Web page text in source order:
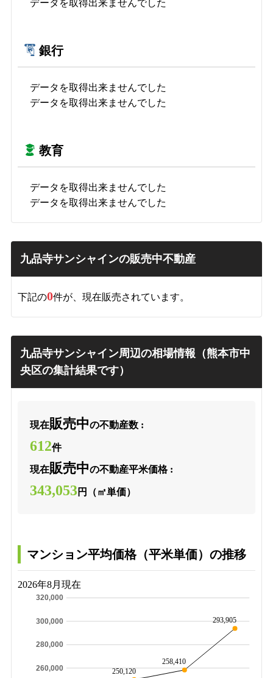
データを取得出来ませんでした
銀行
データを取得出来ませんでした
データを取得出来ませんでした
教育
データを取得出来ませんでした
データを取得出来ませんでした
九品寺サンシャインの販売中不動産
下記の0件が、現在販売されています。
九品寺サンシャイン周辺の相場情報（熊本市中
央区の集計結果です）
現在販売中の不動産数 :
612件
現在販売中の不動産平米価格 :
343,053円（㎡単価）
マンション平均価格（平米単価）の推移
2026年8月現在
260,000
280,000
300,000
320,000
250,120
258,410
293,905